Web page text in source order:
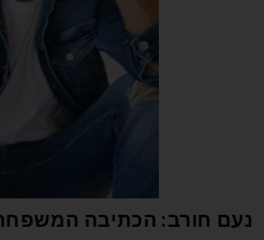
נעם חורב: הכתיבה